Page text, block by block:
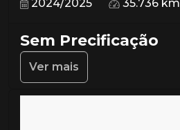
2024/2025 35.736 km
Sem Precificação
Ver mais